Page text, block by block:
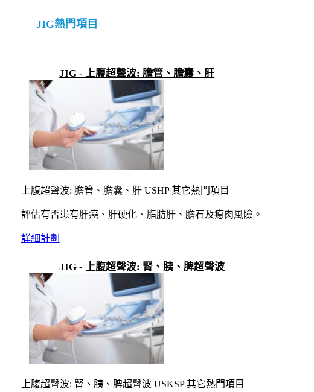
JIG熱門項目
JIG - 上腹超聲波: 膽管、膽囊、肝
上腹超聲波: 膽管、膽囊、肝 USHP 其它熱門項目
評估有否患有肝癌、肝硬化、脂肪肝、膽石及瘜肉風險。
詳細計劃
JIG - 上腹超聲波: 腎、胰、脾超聲波
上腹超聲波: 腎、胰、脾超聲波 USKSP 其它熱門項目